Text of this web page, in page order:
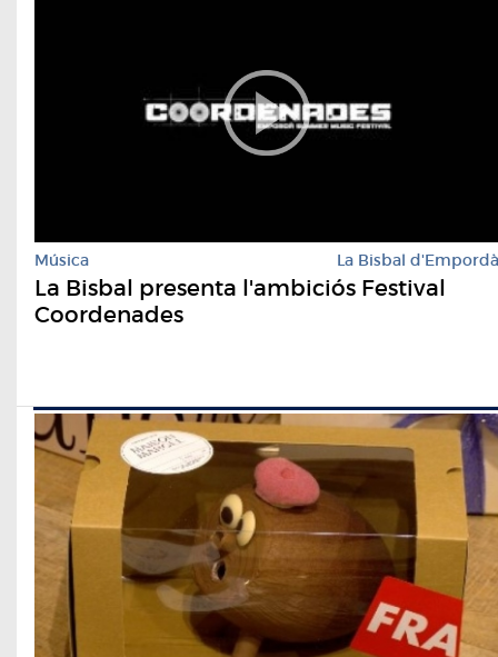
Música La Bisbal d'Empordà
La Bisbal presenta l'ambiciós Festival
Coordenades